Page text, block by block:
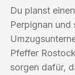
Du planst
Perpignan und
Pfeffer
sorgen dafür,